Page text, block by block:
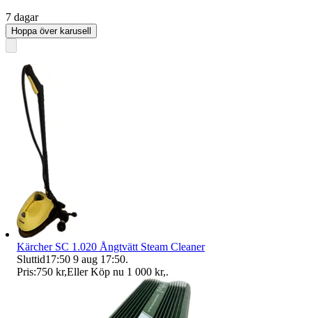
7 dagar
Hoppa över karusell
Kärcher SC 1.020 Ångtvätt Steam Cleaner
Sluttid17:50 9 aug 17:50.
Pris:750 kr,Eller Köp nu 1 000 kr,.